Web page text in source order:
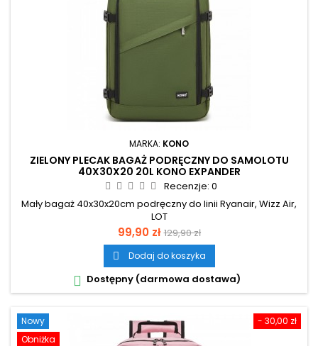
MARKA: KONO
ZIELONY PLECAK BAGAŻ PODRĘCZNY DO SAMOLOTU
40X30X20 20L KONO EXPANDER
Recenzje: 0
Mały bagaż 40x30x20cm podręczny do linii Ryanair, Wizz Air,
LOT
Cena
99,90 zł Cena
podstawowa
129,90 zł
 Dodaj do koszyka
 Dostępny (darmowa dostawa)
- 30,00 zł
Nowy
Obniżka